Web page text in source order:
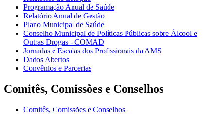
Programação Anual de Saúde
Relatório Anual de Gestão
Plano Municipal de Saúde
Conselho Municipal de Políticas Públicas sobre Álcool e
Outras Drogas - COMAD
Jornadas e Escalas dos Profissionais da AMS
Dados Abertos
Convênios e Parcerias
Comitês, Comissões e Conselhos
Comitês, Comissões e Conselhos